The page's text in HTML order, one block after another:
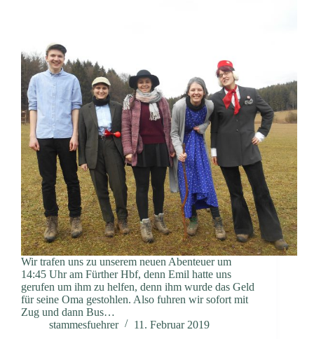
Wir trafen uns zu unserem neuen Abenteuer um
14:45 Uhr am Fürther Hbf, denn Emil hatte uns
gerufen um ihm zu helfen, denn ihm wurde das Geld
für seine Oma gestohlen. Also fuhren wir sofort mit
Zug und dann Bus…
stammesfuehrer
11. Februar 2019